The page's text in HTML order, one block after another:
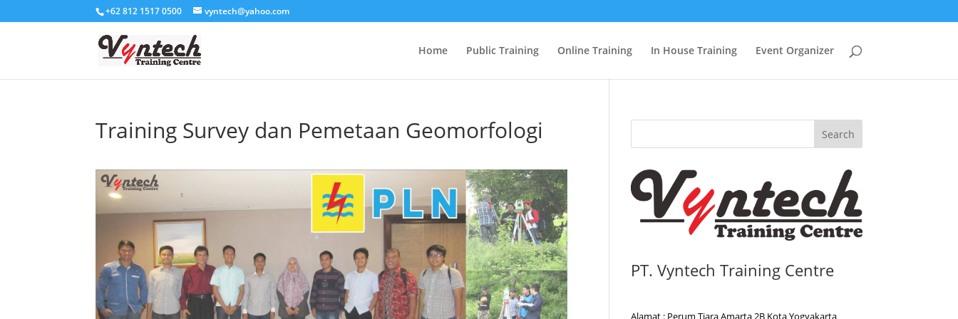
+62 812 1517 0500 vyntech@yahoo.com
Home Public Training Online Training In House Training Event Organizer
Training Survey dan Pemetaan Geomorfologi Search
PT. Vyntech Training Centre
Alamat : Perum Tiara Amarta 2B Kota Yogyakarta